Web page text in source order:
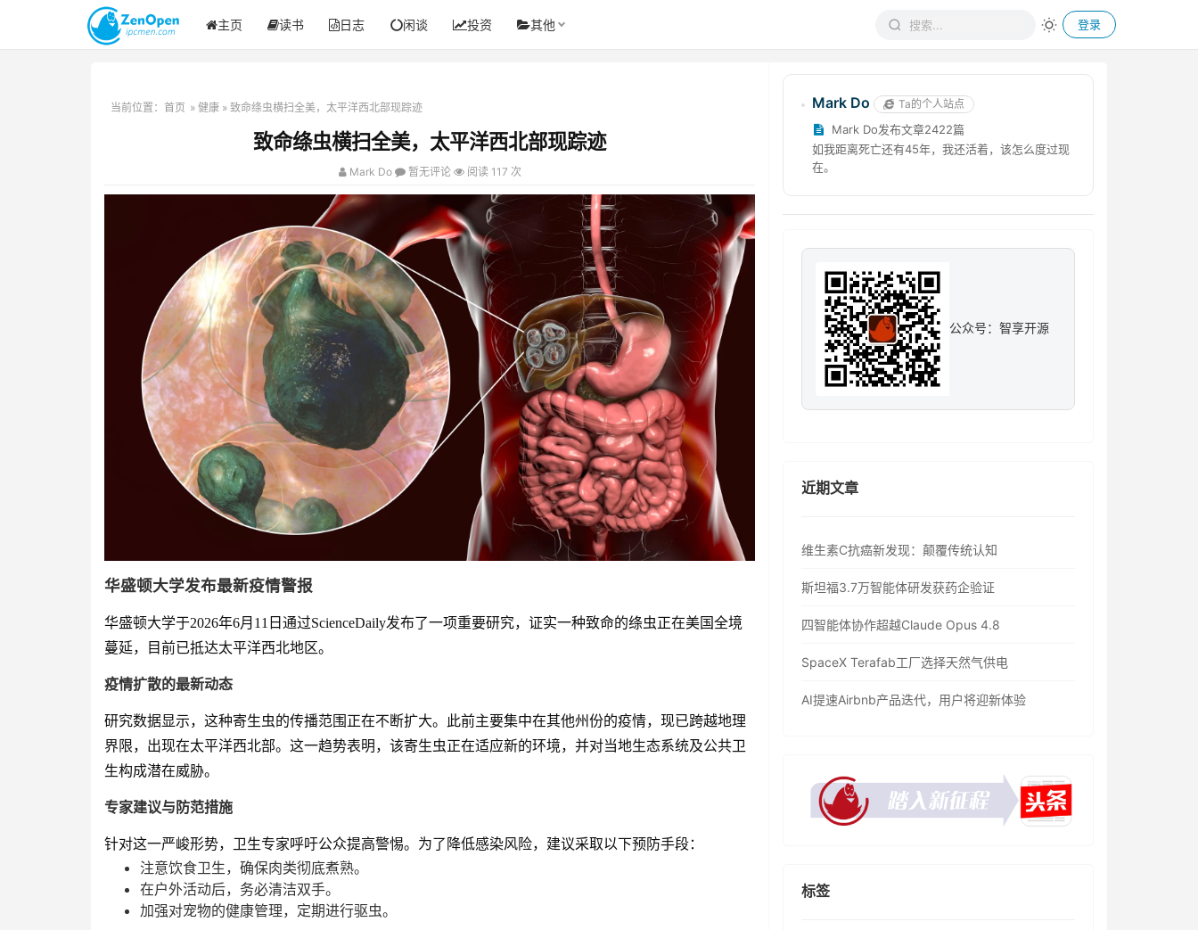
主页 读书 日志 闲谈 投资 其他 登录
当前位置： 首页 » 健康 » 致命绦虫横扫全美，太平洋西北部现踪迹
致命绦虫横扫全美，太平洋西北部现踪迹
Mark Do 暂无评论 阅读 117 次
华盛顿大学发布最新疫情警报
华盛顿大学于2026年6月11日通过ScienceDaily发布了一项重要研究，证实一种致命的绦虫正在美国全境
蔓延，目前已抵达太平洋西北地区。
疫情扩散的最新动态
研究数据显示，这种寄生虫的传播范围正在不断扩大。此前主要集中在其他州份的疫情，现已跨越地理
界限，出现在太平洋西北部。这一趋势表明，该寄生虫正在适应新的环境，并对当地生态系统及公共卫
生构成潜在威胁。
专家建议与防范措施
针对这一严峻形势，卫生专家呼吁公众提高警惕。为了降低感染风险，建议采取以下预防手段：
注意饮食卫生，确保肉类彻底煮熟。
在户外活动后，务必清洁双手。
加强对宠物的健康管理，定期进行驱虫。
Mark Do Ta的个人站点
Mark Do发布文章2422篇
如我距离死亡还有45年，我还活着，该怎么度过现
在。
公众号：智享开源
近期文章
维生素C抗癌新发现：颠覆传统认知
斯坦福3.7万智能体研发获药企验证
四智能体协作超越Claude Opus 4.8
SpaceX Terafab工厂选择天然气供电
AI提速Airbnb产品迭代，用户将迎新体验
标签